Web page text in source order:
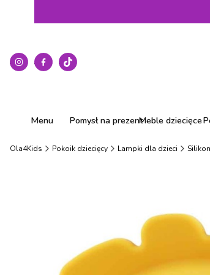
Menu Pomysł na prezentMeble dziecięce
Ola4Kids Pokoik dziecięcy Lampki dla dzieci